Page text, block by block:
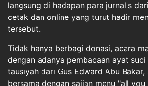
langsung di hadapan para jurnalis
cetak dan online yang turut hadir
tersebut.
Tidak hanya berbagi donasi, acara
dengan adanya pembacaan ayat suci
tausiyah dari Gus Edward Abu
bersama dengan sajian menu "all